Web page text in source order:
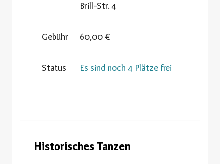
Brill-Str. 4
Gebühr 60,00 €
Status Es sind noch 4 Plätze frei
Historisches Tanzen